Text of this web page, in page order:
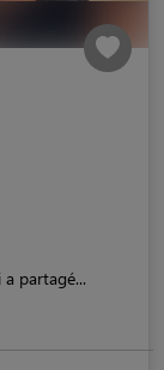
partagé...